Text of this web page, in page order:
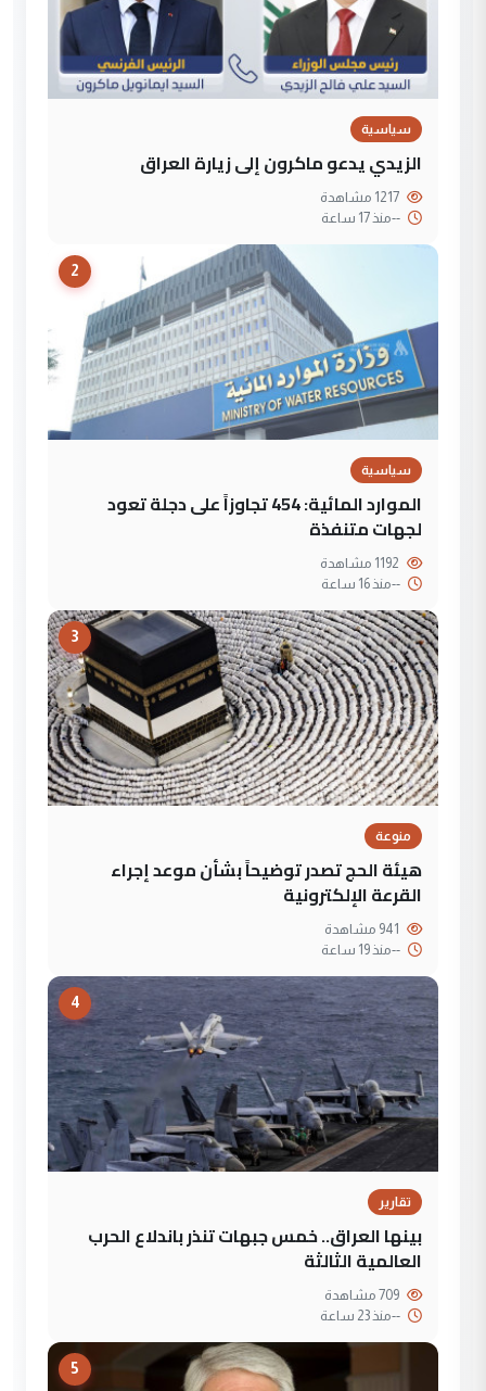
سياسية
الزيدي يدعو ماكرون إلى زيارة العراق
--منذ 17 ساعة
2
سياسية
الموارد المائية: 454 تجاوزاً على دجلة تعود
لجهات متنفذة
--منذ 16 ساعة
3
منوعة
هيئة الحج تصدر توضيحاً بشأن موعد إجراء
القرعة الإلكترونية
--منذ 19 ساعة
4
تقارير
بينها العراق.. خمس جبهات تنذر باندلاع الحرب
العالمية الثالثة
--منذ 23 ساعة
5